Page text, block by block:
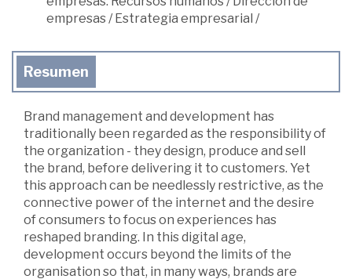
empresas /Estrategia empresarial /
Resumen
Brand management and development has
traditionally been regarded as the responsibility of
the organization - they design, produce and sell
the brand, before delivering it to customers. Yet
this approach can be needlessly restrictive, as the
connective power of the internet and the desire
of consumers to focus on experiences has
reshaped branding. In this digital age,
development occurs beyond the limits of the
organisation so that, in many ways, brands are